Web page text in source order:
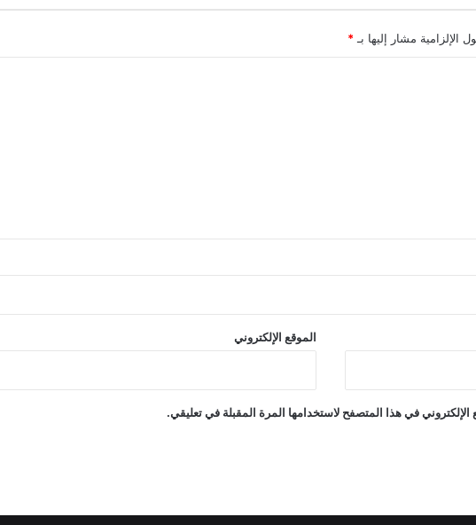
الإلزامية مشار إليها بـ *
الموقع الإلكتروني
في هذا المتصفح لاستخدامها المرة المقبلة في تعليقي.